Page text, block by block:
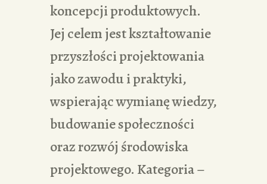
koncepcji produktowych.
Jej celem jest kształtowanie
przyszłości projektowania
jako zawodu i praktyki,
wspierając wymianę wiedzy,
budowanie społeczności
oraz rozwój środowiska
projektowego. Kategoria –